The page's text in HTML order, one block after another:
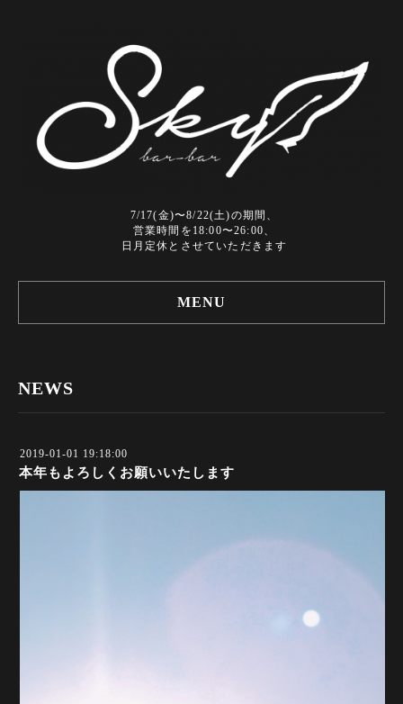
7/17(金)〜8/22(土)の期間、
営業時間を18:00〜26:00、
日月定休とさせていただきます
MENU
NEWS
2019-01-01 19:18:00
本年もよろしくお願いいたします